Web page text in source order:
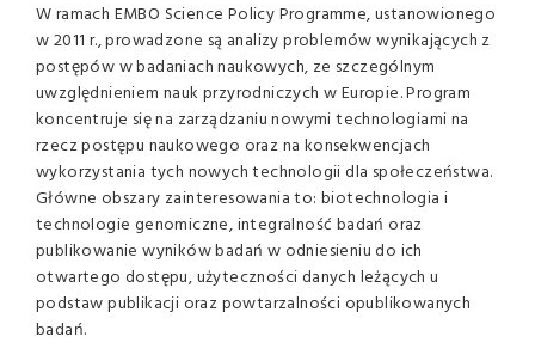
W ramach EMBO Science Policy Programme, ustanowionego
w 2011 r., prowadzone są analizy problemów wynikających z
postępów w badaniach naukowych, ze szczególnym
uwzględnieniem nauk przyrodniczych w Europie. Program
koncentruje się na zarządzaniu nowymi technologiami na
rzecz postępu naukowego oraz na konsekwencjach
wykorzystania tych nowych technologii dla społeczeństwa.
Główne obszary zainteresowania to: biotechnologia i
technologie genomiczne, integralność badań oraz
publikowanie wyników badań w odniesieniu do ich
otwartego dostępu, użyteczności danych leżących u
podstaw publikacji oraz powtarzalności opublikowanych
badań.